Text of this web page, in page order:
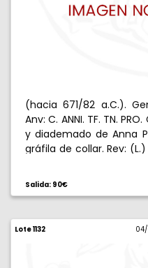
(hacia 671/82 a.C.).
Anv: C. ANNI. TF. TN.
y diademado de Anna
gráfila de collar. Rev: (L.)
Rara. MBC.
Salida: 90€
Lote 1132